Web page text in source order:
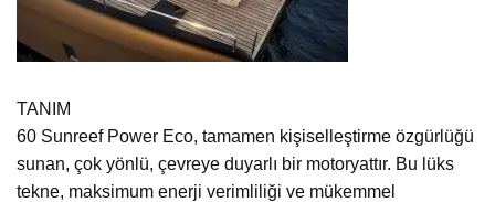
TANIM
60 Sunreef Power Eco, tamamen kişiselleştirme özgürlüğü
sunan, çok yönlü, çevreye duyarlı bir motoryattır. Bu lüks
tekne, maksimum enerji verimliliği ve mükemmel